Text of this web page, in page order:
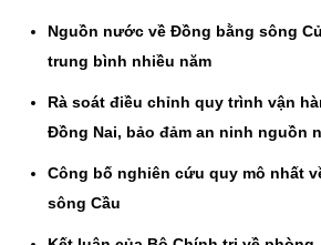
Nguồn nước về Đồng bằng sông
trung bình nhiều năm
Rà soát điều chỉnh quy trình vận
Đồng Nai, bảo đảm an ninh nguồn
Công bố nghiên cứu quy mô nhất
sông Cầu